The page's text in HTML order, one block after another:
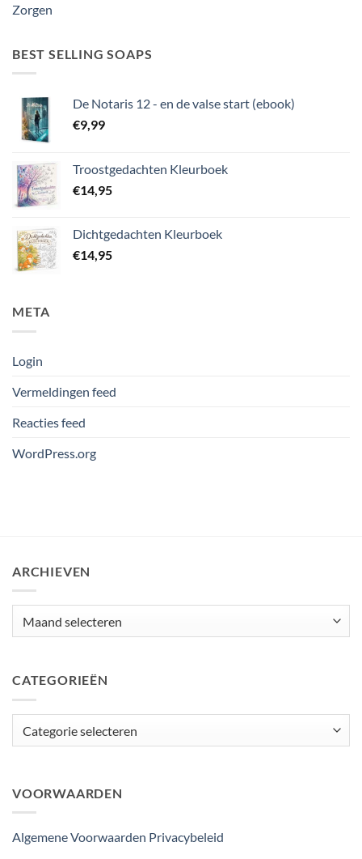
Zorgen
BEST SELLING SOAPS
De Notaris 12 - en de valse start (ebook)
€9,99
Troostgedachten Kleurboek
€14,95
Dichtgedachten Kleurboek
€14,95
META
Login
Vermeldingen feed
Reacties feed
WordPress.org
ARCHIEVEN
CATEGORIEËN
VOORWAARDEN
Algemene Voorwaarden Privacybeleid